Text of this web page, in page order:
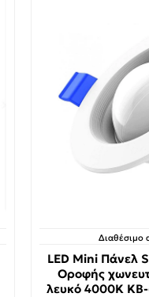
Διαθέσιμο
LED Mini Πάνελ
Οροφής
λευκό 4000K